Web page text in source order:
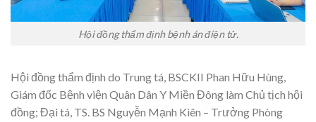
Hội đồng thẩm định bệnh án điện tử.
Hội đồng thẩm định do Trung tá, BSCKII Phan Hữu Hùng,
Giám đốc Bệnh viện Quân Dân Y Miền Đông làm Chủ tịch hội
đồng; Đại tá, TS. BS Nguyễn Mạnh Kiên – Trưởng Phòng